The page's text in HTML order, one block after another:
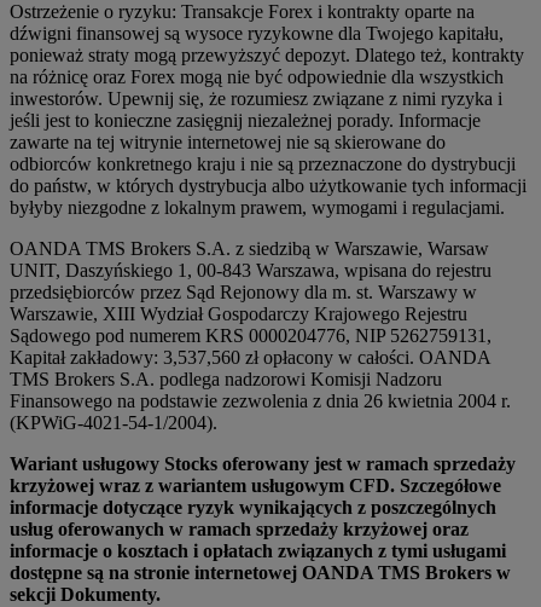
Ostrzeżenie o ryzyku: Transakcje Forex i kontrakty oparte na
dźwigni finansowej są wysoce ryzykowne dla Twojego kapitału,
ponieważ straty mogą przewyższyć depozyt. Dlatego też, kontrakty
na różnicę oraz Forex mogą nie być odpowiednie dla wszystkich
inwestorów. Upewnij się, że rozumiesz związane z nimi ryzyka i
jeśli jest to konieczne zasięgnij niezależnej porady. Informacje
zawarte na tej witrynie internetowej nie są skierowane do
odbiorców konkretnego kraju i nie są przeznaczone do dystrybucji
do państw, w których dystrybucja albo użytkowanie tych informacji
byłyby niezgodne z lokalnym prawem, wymogami i regulacjami.
OANDA TMS Brokers S.A. z siedzibą w Warszawie, Warsaw
UNIT, Daszyńskiego 1, 00-843 Warszawa, wpisana do rejestru
przedsiębiorców przez Sąd Rejonowy dla m. st. Warszawy w
Warszawie, XIII Wydział Gospodarczy Krajowego Rejestru
Sądowego pod numerem KRS 0000204776, NIP 5262759131,
Kapitał zakładowy: 3,537,560 zł opłacony w całości. OANDA
TMS Brokers S.A. podlega nadzorowi Komisji Nadzoru
Finansowego na podstawie zezwolenia z dnia 26 kwietnia 2004 r.
(KPWiG-4021-54-1/2004).
Wariant usługowy Stocks oferowany jest w ramach sprzedaży
krzyżowej wraz z wariantem usługowym CFD. Szczegółowe
informacje dotyczące ryzyk wynikających z poszczególnych
usług oferowanych w ramach sprzedaży krzyżowej oraz
informacje o kosztach i opłatach związanych z tymi usługami
dostępne są na stronie internetowej OANDA TMS Brokers w
sekcji Dokumenty.